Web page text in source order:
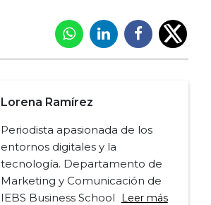
Lorena Ramírez
Periodista apasionada de los
entornos digitales y la
tecnología. Departamento de
Marketing y Comunicación de
IEBS Business School
Leer más